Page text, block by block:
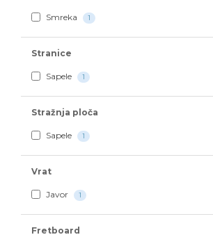
Smreka 1
Stranice
Sapele 1
Stražnja ploča
Sapele 1
Vrat
Javor 1
Fretboard